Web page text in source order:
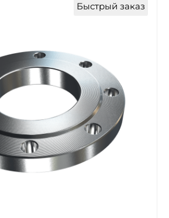
Быстрый заказ